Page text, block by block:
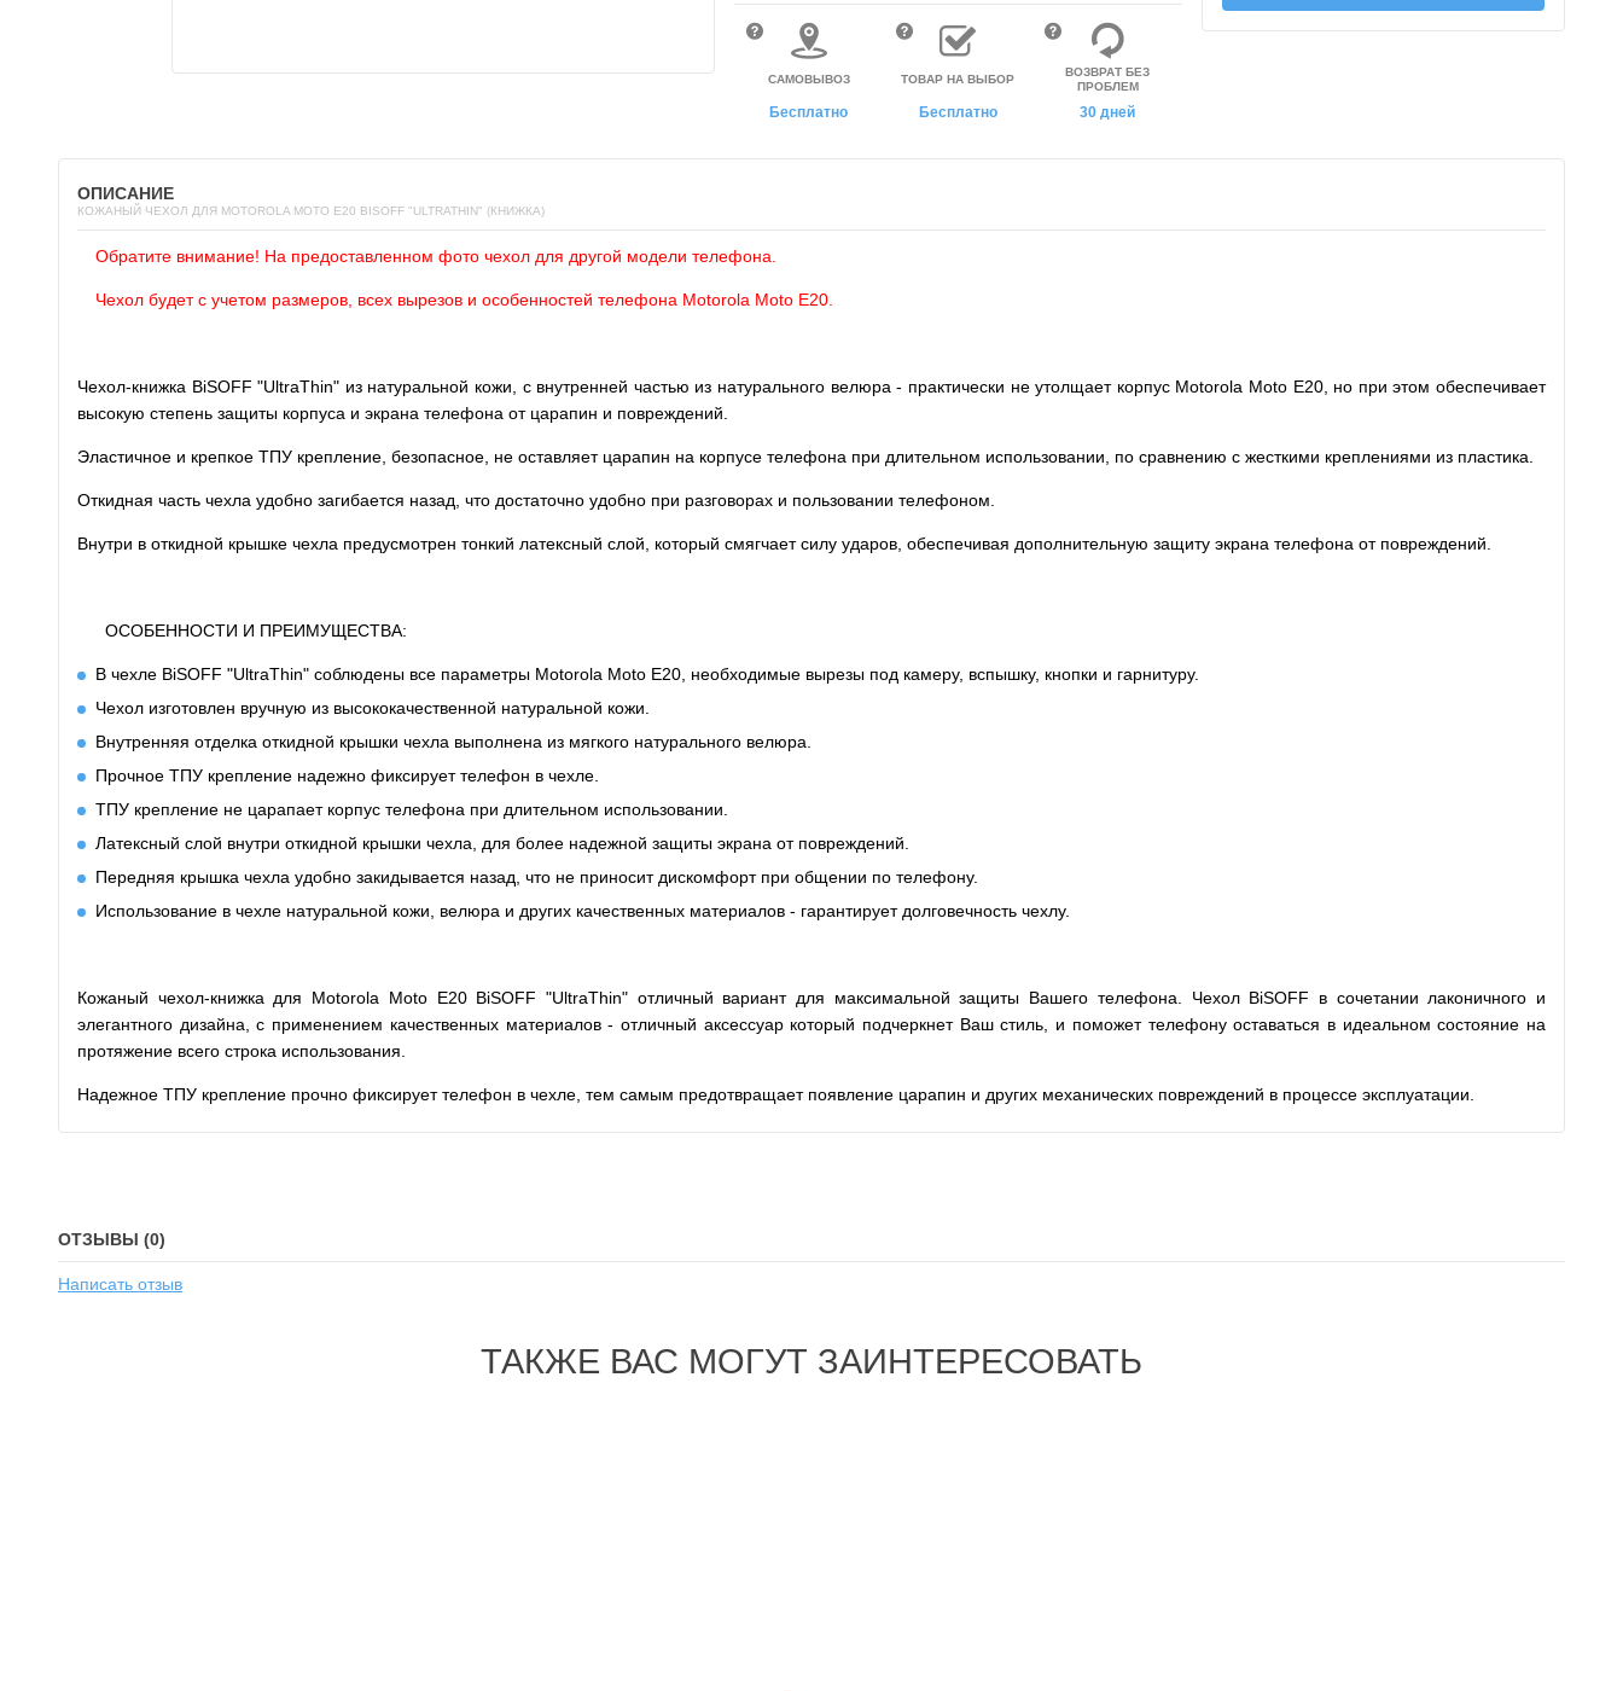
САМОВЫВОЗ
Бесплатно
ТОВАР НА ВЫБОР
Бесплатно
ВОЗВРАТ БЕЗ
ПРОБЛЕМ
30 дней
ОПИСАНИЕ
КОЖАНЫЙ ЧЕХОЛ ДЛЯ MOTOROLA MOTO E20 BISOFF "ULTRATHIN" (КНИЖКА)
Обратите внимание! На предоставленном фото чехол для другой модели телефона.
Чехол будет с учетом размеров, всех вырезов и особенностей телефона Motorola Moto E20.
Чехол-книжка BiSOFF "UltraThin" из натуральной кожи, с внутренней частью из натурального велюра - практически не утолщает корпус Motorola Moto E20, но при этом обеспечивает
высокую степень защиты корпуса и экрана телефона от царапин и повреждений.
Эластичное и крепкое ТПУ крепление, безопасное, не оставляет царапин на корпусе телефона при длительном использовании, по сравнению с жесткими креплениями из пластика.
Откидная часть чехла удобно загибается назад, что достаточно удобно при разговорах и пользовании телефоном.
Внутри в откидной крышке чехла предусмотрен тонкий латексный слой, который смягчает силу ударов, обеспечивая дополнительную защиту экрана телефона от повреждений.
ОСОБЕННОСТИ И ПРЕИМУЩЕСТВА:
В чехле BiSOFF "UltraThin" соблюдены все параметры Motorola Moto E20, необходимые вырезы под камеру, вспышку, кнопки и гарнитуру.
Чехол изготовлен вручную из высококачественной натуральной кожи.
Внутренняя отделка откидной крышки чехла выполнена из мягкого натурального велюра.
Прочное ТПУ крепление надежно фиксирует телефон в чехле.
ТПУ крепление не царапает корпус телефона при длительном использовании.
Латексный слой внутри откидной крышки чехла, для более надежной защиты экрана от повреждений.
Передняя крышка чехла удобно закидывается назад, что не приносит дискомфорт при общении по телефону.
Использование в чехле натуральной кожи, велюра и других качественных материалов - гарантирует долговечность чехлу.
Кожаный чехол-книжка для Motorola Moto E20 BiSOFF "UltraThin" отличный вариант для максимальной защиты Вашего телефона. Чехол BiSOFF в сочетании лаконичного и
элегантного дизайна, с применением качественных материалов - отличный аксессуар который подчеркнет Ваш стиль, и поможет телефону оставаться в идеальном состояние на
протяжение всего строка использования.
Надежное ТПУ крепление прочно фиксирует телефон в чехле, тем самым предотвращает появление царапин и других механических повреждений в процессе эксплуатации.
ОТЗЫВЫ (0)
Написать отзыв
ТАКЖЕ ВАС МОГУТ ЗАИНТЕРЕСОВАТЬ